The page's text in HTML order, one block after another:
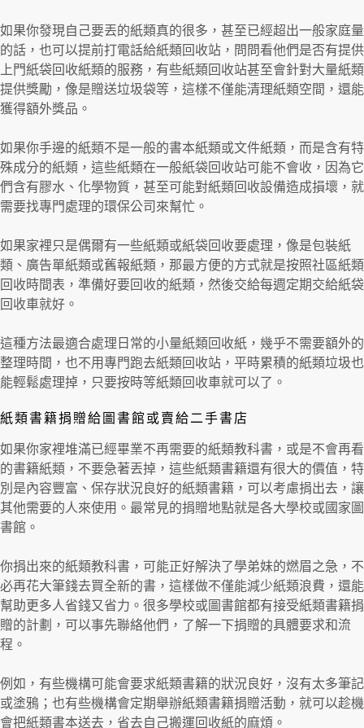
如果你發現自己要丟的紙類真的很多，甚至已經超出一般家庭量
的話，也可以提前打電話給紙類回收站，問問看他們是否有提供
上門紙袋回收紙類的服務，有些紙類回收站甚至會針對大量紙類
提供獎勵，像是贈送垃圾袋等，這樣不僅能清理紙類空間，還能
獲得額外獎品。
如果你手邊的紙類不是一般的書本紙類或文件紙類，而是含有特
殊成分的紙類，這些紙類在一般紙袋回收站可能不會收，因為它
們含有膠水、化學物質，甚至可能對紙類回收設備造成損壞，就
需要找專門處理的環保公司來幫忙。
如果家裡只是偶爾有一些紙類或紙袋回收要處理，像是包裝紙
類、廣告單紙類或舊報紙類，那最方便的方式就是按照社區紙類
回收時間表，準備好要回收的紙類，然後交給每週定期交給紙袋
回收車就好。
這種方法最適合處理日常的小量紙類回收紙，幾乎不需要額外的
整理時間，也不用專門跑去紙類回收站，平時累積的紙類垃圾也
能輕鬆處理掉，只要按時等紙類回收車就可以了。
紙類書籍捐贈給圖書館或賣給二手書店
如果你家裡堆滿已經畢業不再需要的紙類教科書，或是不會再看
的書籍紙類，不要急著丟掉，這些紙類書籍還有很大的價值，特
別是內容豐富、保存狀況良好的紙類書籍，可以考慮捐出去，讓
其他需要的人來使用。最常見的捐贈地點就是各大學校或國家圖
書館。
你捐出來的紙類教科書，可能正好解決了學弟妹的燃眉之急，不
必再花大筆錢去買全新的書，這樣做不僅能減少紙類浪費，還能
幫助更多人省錢又省力。很多學校或圖書館都有接受紙類書籍捐
贈的計劃，可以事先聯絡他們，了解一下捐贈的具體要求和流
程。
例如，有些機構可能會要求紙類書籍的狀況良好，沒有太多筆記
或塗鴉；也有些機構會定期舉辦紙類書籍捐贈活動，就可以趁機
會把紙類書本送去，省去自己搬運回收紙的麻煩。